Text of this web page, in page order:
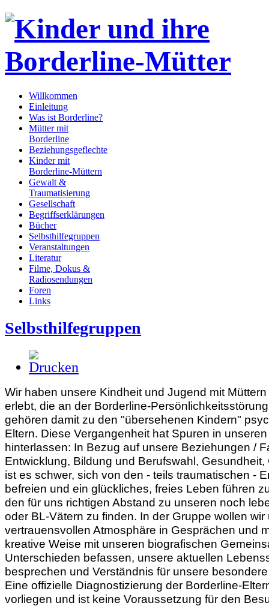
Willkommen
Einleitung
Was ist Borderline?
Mütter mit
Borderline
Beziehungsgeflechte
Kinder mit
Borderline-Müttern
Gewalt &
Traumatisierung
Gesellschaft
Begriffserklärungen
Bücher
Selbsthilfegruppen
Veranstaltungen
Literatur
Filme, Dokus &
Radiosendungen
Foren
Links
Selbsthilfegruppen
Wir haben unsere Kindheit und Jugend mit
erlebt, die an der Borderline-
gehören damit zu den "übersehenen Kindern"
Eltern. Diese Vergangenheit hat Spuren in
hinterlassen: In Bezug auf unsere Beziehungen /
Entwicklung, Bildung und Berufswahl, Gesundheit,
ist es schwer, sich von den - teils traumatischen -
befreien und ein glückliches, freies Leben führen
den für uns richtigen Abstand zu unseren noch
oder BL-Vätern zu finden. In der Gruppe wollen wir
vertrauensvollen Atmosphäre in Gesprächen und
kreative Weise mit unseren biografischen
Unterschieden befassen, unsere aktuellen
besprechen und Verständnis für unsere
Eine offizielle Diagnostizierung der Borderline-
vorliegen und ist keine Voraussetzung für den